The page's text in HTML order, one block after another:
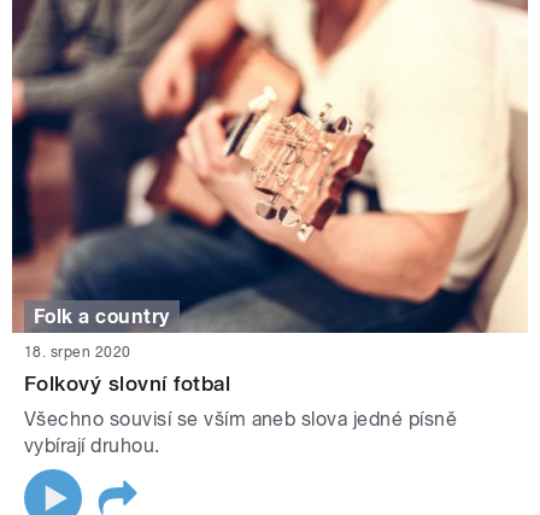
Folk a country
18. srpen 2020
Folkový slovní fotbal
Všechno souvisí se vším aneb slova jedné písně
vybírají druhou.